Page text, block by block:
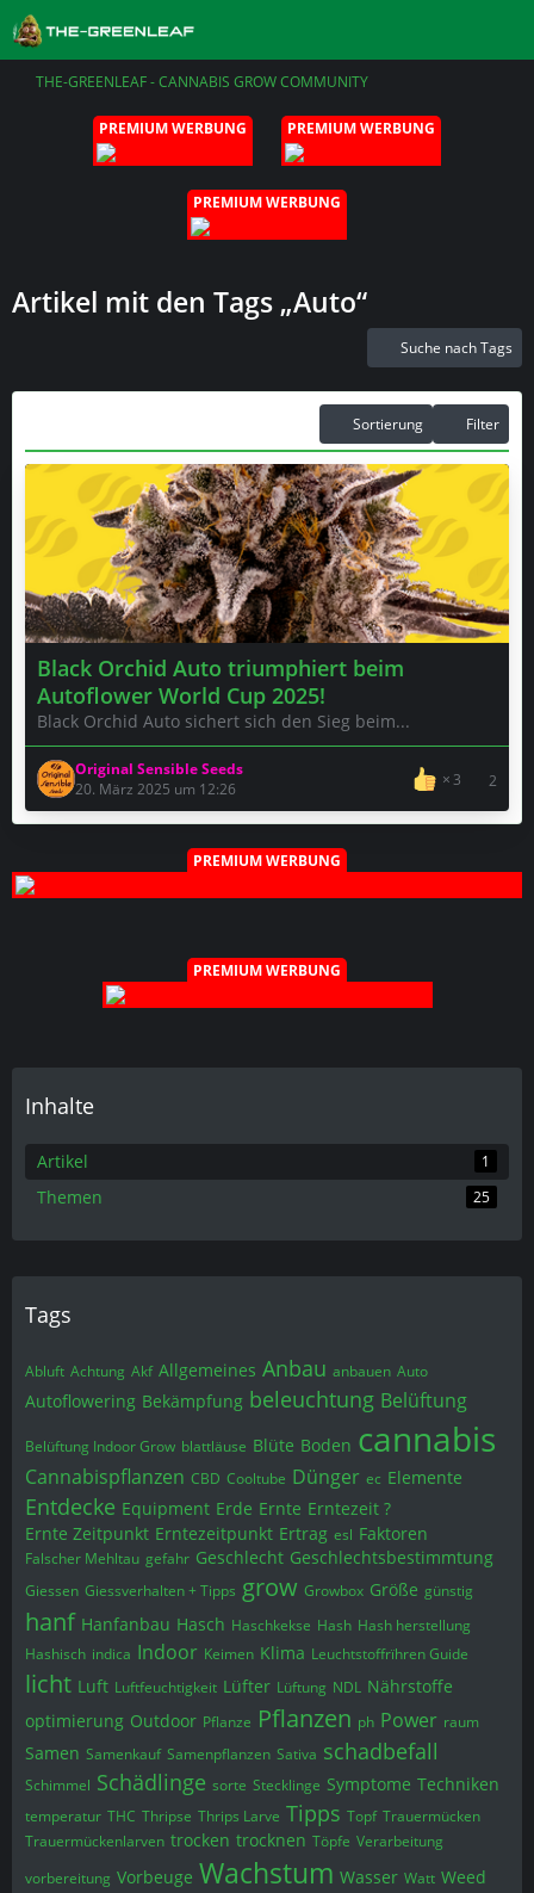
THE-GREENLEAF - CANNABIS GROW COMMUNITY
PREMIUM WERBUNG PREMIUM WERBUNG
PREMIUM WERBUNG
Artikel mit den Tags „Auto“
Suche nach Tags
Sortierung Filter
Black Orchid Auto triumphiert beim
Autoflower World Cup 2025!
Black Orchid Auto sichert sich den Sieg beim...
Original Sensible Seeds
20. März 2025 um 12:26
3 2
PREMIUM WERBUNG
PREMIUM WERBUNG
Inhalte
Artikel 1
Themen 25
Tags
Abluft Achtung Akf Allgemeines Anbau anbauen Auto
Autoflowering Bekämpfung beleuchtung Belüftung
Belüftung Indoor Grow blattläuse Blüte Boden cannabis
Cannabispflanzen CBD Cooltube Dünger ec Elemente
Entdecke Equipment Erde Ernte Erntezeit ?
Ernte Zeitpunkt Erntezeitpunkt Ertrag esl Faktoren
Falscher Mehltau gefahr Geschlecht Geschlechtsbestimmtung
Giessen Giessverhalten + Tipps grow Growbox Größe günstig
hanf Hanfanbau Hasch Haschkekse Hash Hash herstellung
Hashisch indica Indoor Keimen Klima Leuchtstoffrïhren Guide
licht Luft Luftfeuchtigkeit Lüfter Lüftung NDL Nährstoffe
optimierung Outdoor Pflanze Pflanzen ph Power raum
Samen Samenkauf Samenpflanzen Sativa schadbefall
Schimmel Schädlinge sorte Stecklinge Symptome Techniken
temperatur THC Thripse Thrips Larve Tipps Topf Trauermücken
Trauermückenlarven trocken trocknen Töpfe Verarbeitung
vorbereitung Vorbeuge Wachstum Wasser Watt Weed